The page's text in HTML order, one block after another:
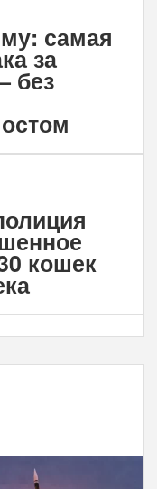
самая
за
без
кошек